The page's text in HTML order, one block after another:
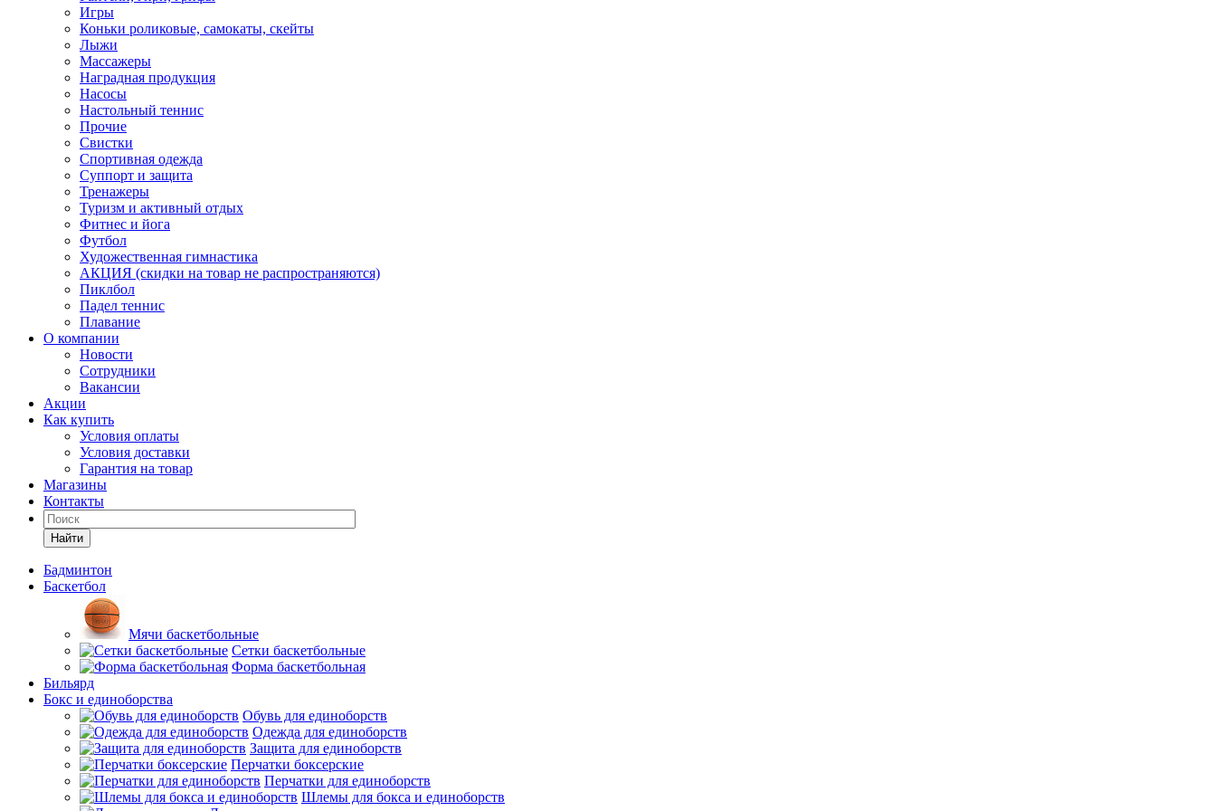
Игры
Коньки роликовые, самокаты, скейты
Лыжи
Массажеры
Наградная продукция
Насосы
Настольный теннис
Прочие
Свистки
Спортивная одежда
Суппорт и защита
Тренажеры
Туризм и активный отдых
Фитнес и йога
Футбол
Художественная гимнастика
АКЦИЯ (скидки на товар не распространяются)
Пиклбол
Падел теннис
Плавание
О компании
Новости
Сотрудники
Вакансии
Акции
Как купить
Условия оплаты
Условия доставки
Гарантия на товар
Магазины
Контакты
Найти
Бадминтон
Баскетбол
Мячи баскетбольные
Сетки баскетбольные
Форма баскетбольная
Бильярд
Бокс и единоборства
Обувь для единоборств
Одежда для единоборств
Защита для единоборств
Перчатки боксерские
Перчатки для единоборств
Шлемы для бокса и единоборств